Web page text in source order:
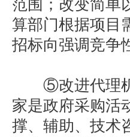
范围；改变简单
算部门根据项目
招标向强调竞争
⑤改进代理机
家是政府采购活
撑、辅助、技术